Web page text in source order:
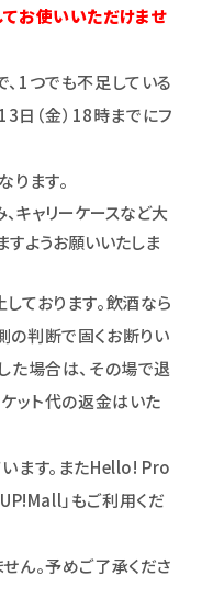
お使いいただけませ
1つでも不足している
日（金）18時までにフ
ます。
キャリーケースなど大
ようお願いいたしま
ております。飲酒なら
判断で固くお断りい
た場合は、その場で退
ット代の返金はいた
ます。またHello! Pro
」もご利用くだ
ん。予めご了承くださ